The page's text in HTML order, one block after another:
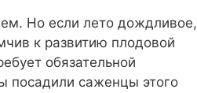
Но если лето дождливое,
к развитию плодовой
обязательной
посадили саженцы этого